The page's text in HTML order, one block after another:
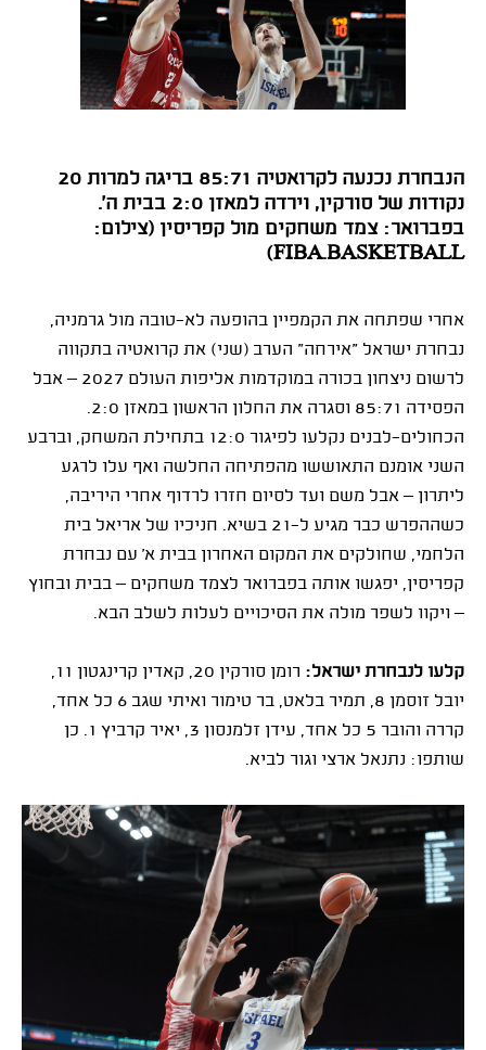
הנבחרת נכנעה לקרואטיה 85:71 בריגה למרות 20
נקודות של סורקין, וירדה למאזן 2:0 בבית ה'.
בפברואר: צמד משחקים מול קפריסין (צילום:
FIBA.BASKETBALL)
אחרי שפתחה את הקמפיין בהופעה לא־טובה מול גרמניה,
נבחרת ישראל "אירחה" הערב (שני) את קרואטיה בתקווה
לרשום ניצחון בכורה במוקדמות אליפות העולם 2027 – אבל
הפסידה 85:71 וסגרה את החלון הראשון במאזן 2:0.
הכחולים־לבנים נקלעו לפיגור 12:0 בתחילת המשחק, וברבע
השני אומנם התאוששו מהפתיחה החלשה ואף עלו לרגע
ליתרון – אבל משם ועד לסיום חזרו לרדוף אחרי היריבה,
כשההפרש כבר מגיע ל־21 בשיא. חניכיו של אריאל בית
הלחמי, שחולקים את המקום האחרון בבית א' עם נבחרת
קפריסין, יפגשו אותה בפברואר לצמד משחקים – בבית ובחוץ
– ויקוו לשפר מולה את הסיכויים לעלות לשלב הבא.
קלעו לנבחרת ישראל:
רומן סורקין 20, קאדין קרינגטון 11,
יובל זוסמן 8, תמיר בלאט, בר טימור ואיתי שגב 6 כל אחד,
קררה והובר 5 כל אחד, עידן זלמנסון 3, יאיר קרביץ 1. כן
שותפו: נתנאל ארצי וגור לביא.